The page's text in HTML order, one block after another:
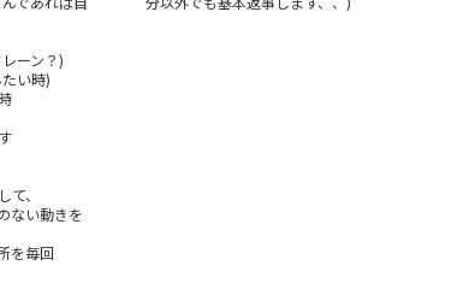
ーン？)
い時)
、
ない動きを
を毎回